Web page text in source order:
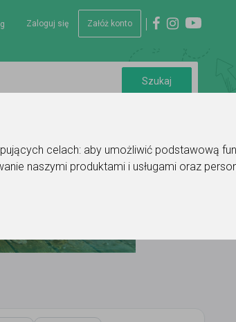
celach: aby umożliwić podstawową
naszymi produktami i usługami oraz
Zaloguj się Załóż konto